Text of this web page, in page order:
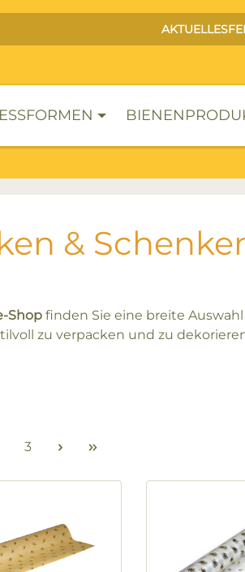
AKTUELLES
&
Shop finden Sie eine breite Auswahl
zu verpacken und zu
Seite
3